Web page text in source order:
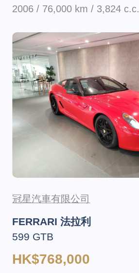
2006 / 76,000 km / 3,824 c.c.
冠星汽車有限公司
FERRARI 法拉利
599 GTB
HK$768,000